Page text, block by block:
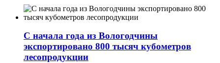
С начала года из Вологодчины
экспортировано 800 тысяч кубометров
лесопродукции